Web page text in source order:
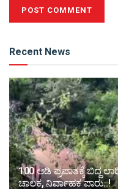
Recent News
100 ಅಡಿ ಪ್ರಪಾತಕ್ಕೆ ಬಿದ್ದ
ಚಾಲಕ, ನಿರ್ವಾಹಕ ಪಾರು..!